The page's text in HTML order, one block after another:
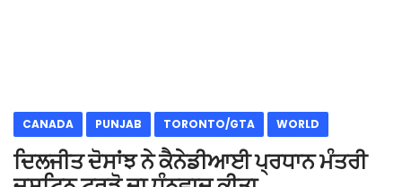
CANADA PUNJAB TORONTO/GTA WORLD
ਦਿਲਜੀਤ ਦੋਸਾਂਝ ਨੇ ਕੈਨੇਡੀਆਈ ਪ੍ਰਧਾਨ ਮੰਤਰੀ